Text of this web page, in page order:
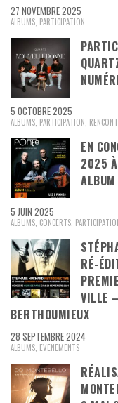
27 NOVEMBRE 2025
ALBUMS PARTICIPATION
5 OCTOBRE 2025
ALBUMS PARTICIPATION
EN
2025 À
5 JUIN 2025
ALBUMS CONCERTS
RÉ-
VILLE
BERTHOUMIEUX
28 SEPTEMBRE 2024
ALBUMS EVENEMENTS